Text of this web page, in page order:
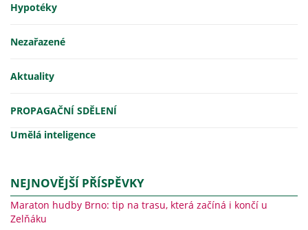
Hypotéky
Nezařazené
Aktuality
PROPAGAČNÍ SDĚLENÍ
Umělá inteligence
NEJNOVĚJŠÍ PŘÍSPĚVKY
Maraton hudby Brno: tip na trasu, která začíná i končí u
Zelňáku